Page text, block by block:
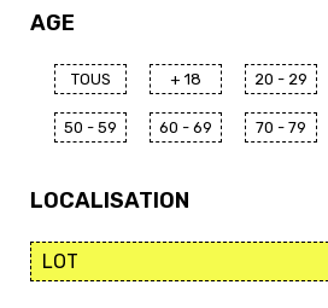
AGE
TOUS + 18 20 - 29
50 - 59 60 - 69 70 - 79
LOCALISATION